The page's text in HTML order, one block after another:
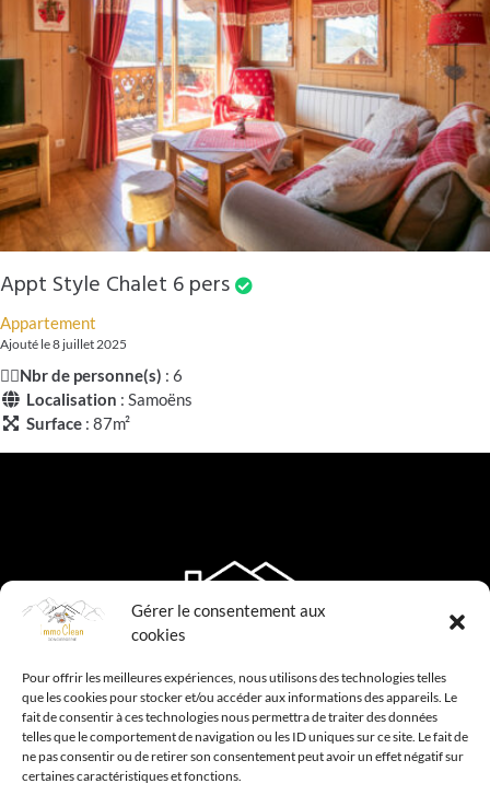
Gérer le consentement aux
cookies
Pour offrir les meilleures expériences, nous utilisons des technologies telles
que les cookies pour stocker et/ou accéder aux informations des appareils. Le
fait de consentir à ces technologies nous permettra de traiter des données
telles que le comportement de navigation ou les ID uniques sur ce site. Le fait de
ne pas consentir ou de retirer son consentement peut avoir un effet négatif sur
certaines caractéristiques et fonctions.
Appt Style Chalet 6 pers
Appartement
Ajouté le 8 juillet 2025
🧍‍♂️Nbr de personne(s) : 6
Localisation : Samoëns
Surface: 87m²
Menu